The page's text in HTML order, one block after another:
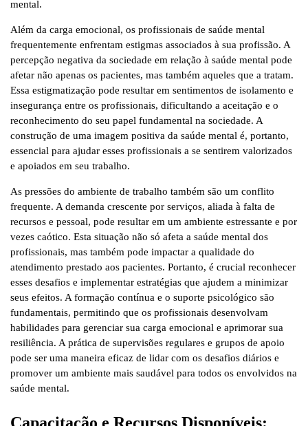
mental.
Além da carga emocional, os profissionais de saúde mental
frequentemente enfrentam estigmas associados à sua profissão. A
percepção negativa da sociedade em relação à saúde mental pode
afetar não apenas os pacientes, mas também aqueles que a tratam.
Essa estigmatização pode resultar em sentimentos de isolamento e
insegurança entre os profissionais, dificultando a aceitação e o
reconhecimento do seu papel fundamental na sociedade. A
construção de uma imagem positiva da saúde mental é, portanto,
essencial para ajudar esses profissionais a se sentirem valorizados
e apoiados em seu trabalho.
As pressões do ambiente de trabalho também são um conflito
frequente. A demanda crescente por serviços, aliada à falta de
recursos e pessoal, pode resultar em um ambiente estressante e por
vezes caótico. Esta situação não só afeta a saúde mental dos
profissionais, mas também pode impactar a qualidade do
atendimento prestado aos pacientes. Portanto, é crucial reconhecer
esses desafios e implementar estratégias que ajudem a minimizar
seus efeitos. A formação contínua e o suporte psicológico são
fundamentais, permitindo que os profissionais desenvolvam
habilidades para gerenciar sua carga emocional e aprimorar sua
resiliência. A prática de supervisões regulares e grupos de apoio
pode ser uma maneira eficaz de lidar com os desafios diários e
promover um ambiente mais saudável para todos os envolvidos na
saúde mental.